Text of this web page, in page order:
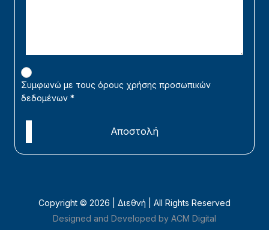
Συμφωνώ με τους όρους χρήσης προσωπικών
δεδομένων *
Αποστολή
Copyright © 2026 | Διεθνή | All Rights Reserved
Designed and Developed by ACM Digital